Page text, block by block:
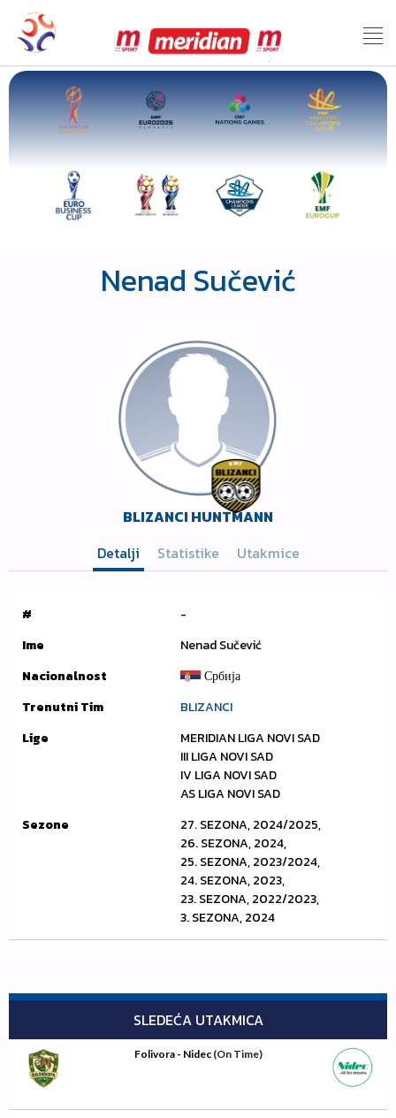
Nenad Sučević
BLIZANCI HUNTMANN
Detalji
Statistike Utakmice
#
-
Ime
Nenad Sučević
Nacionalnost
Србија
Trenutni Tim
BLIZANCI
Lige
MERIDIAN LIGA NOVI SAD
III LIGA NOVI SAD
IV LIGA NOVI SAD
AS LIGA NOVI SAD
Sezone
27. SEZONA, 2024/2025,
26. SEZONA, 2024,
25. SEZONA, 2023/2024,
24. SEZONA, 2023,
23. SEZONA, 2022/2023,
3. SEZONA, 2024
SLEDEĆA UTAKMICA
Folivora - Nidec(On Time)